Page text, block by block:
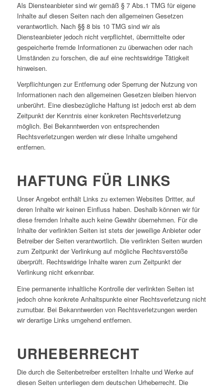
Als Diensteanbieter sind wir gemäß § 7 Abs.1 TMG für eigene
Inhalte auf diesen Seiten nach den allgemeinen Gesetzen
verantwortlich. Nach §§ 8 bis 10 TMG sind wir als
Diensteanbieter jedoch nicht verpflichtet, übermittelte oder
gespeicherte fremde Informationen zu überwachen oder nach
Umständen zu forschen, die auf eine rechtswidrige Tätigkeit
hinweisen.
Verpflichtungen zur Entfernung oder Sperrung der Nutzung von
Informationen nach den allgemeinen Gesetzen bleiben hiervon
unberührt. Eine diesbezügliche Haftung ist jedoch erst ab dem
Zeitpunkt der Kenntnis einer konkreten Rechtsverletzung
möglich. Bei Bekanntwerden von entsprechenden
Rechtsverletzungen werden wir diese Inhalte umgehend
entfernen.
HAFTUNG FÜR LINKS
Unser Angebot enthält Links zu externen Websites Dritter, auf
deren Inhalte wir keinen Einfluss haben. Deshalb können wir für
diese fremden Inhalte auch keine Gewähr übernehmen. Für die
Inhalte der verlinkten Seiten ist stets der jeweilige Anbieter oder
Betreiber der Seiten verantwortlich. Die verlinkten Seiten wurden
zum Zeitpunkt der Verlinkung auf mögliche Rechtsverstöße
überprüft. Rechtswidrige Inhalte waren zum Zeitpunkt der
Verlinkung nicht erkennbar.
Eine permanente inhaltliche Kontrolle der verlinkten Seiten ist
jedoch ohne konkrete Anhaltspunkte einer Rechtsverletzung nicht
zumutbar. Bei Bekanntwerden von Rechtsverletzungen werden
wir derartige Links umgehend entfernen.
URHEBERRECHT
Die durch die Seitenbetreiber erstellten Inhalte und Werke auf
diesen Seiten unterliegen dem deutschen Urheberrecht. Die